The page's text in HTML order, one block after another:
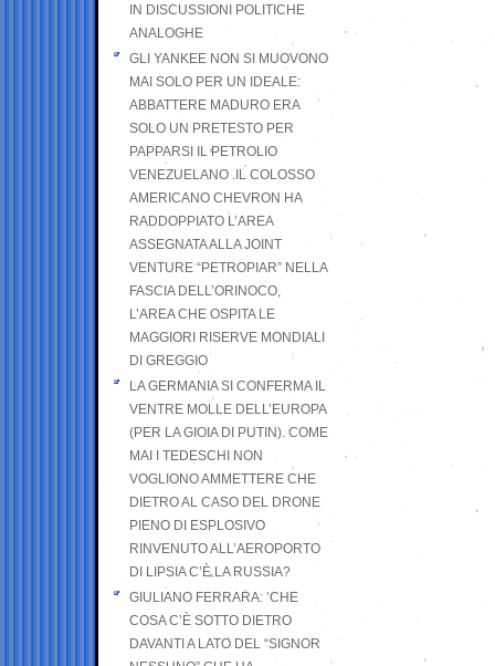
IN DISCUSSIONI POLITICHE
ANALOGHE
GLI YANKEE NON SI MUOVONO
MAI SOLO PER UN IDEALE:
ABBATTERE MADURO ERA
SOLO UN PRETESTO PER
PAPPARSI IL PETROLIO
VENEZUELANO .IL COLOSSO
AMERICANO CHEVRON HA
RADDOPPIATO L’AREA
ASSEGNATA ALLA JOINT
VENTURE “PETROPIAR” NELLA
FASCIA DELL’ORINOCO,
L’AREA CHE OSPITA LE
MAGGIORI RISERVE MONDIALI
DI GREGGIO
LA GERMANIA SI CONFERMA IL
VENTRE MOLLE DELL’EUROPA
(PER LA GIOIA DI PUTIN). COME
MAI I TEDESCHI NON
VOGLIONO AMMETTERE CHE
DIETRO AL CASO DEL DRONE
PIENO DI ESPLOSIVO
RINVENUTO ALL’AEROPORTO
DI LIPSIA C’È LA RUSSIA?
GIULIANO FERRARA: ’CHE
COSA C’È SOTTO DIETRO
DAVANTI A LATO DEL “SIGNOR